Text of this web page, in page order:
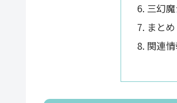
三幻
まと
関連